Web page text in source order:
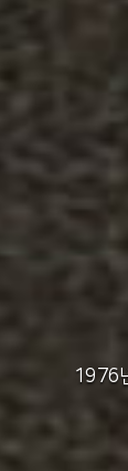
1976
1982년 한국
2012년 한국
2011년 한국보
2014년 한국